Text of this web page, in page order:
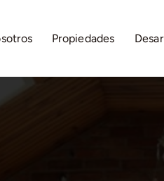
Propiedades